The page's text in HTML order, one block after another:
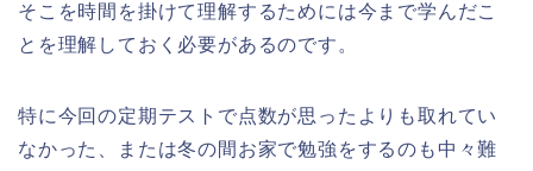
そこを時間を掛けて理解するためには今まで学んだこ
とを理解しておく必要があるのです。
特に今回の定期テストで点数が思ったよりも取れてい
なかった、または冬の間お家で勉強をするのも中々難